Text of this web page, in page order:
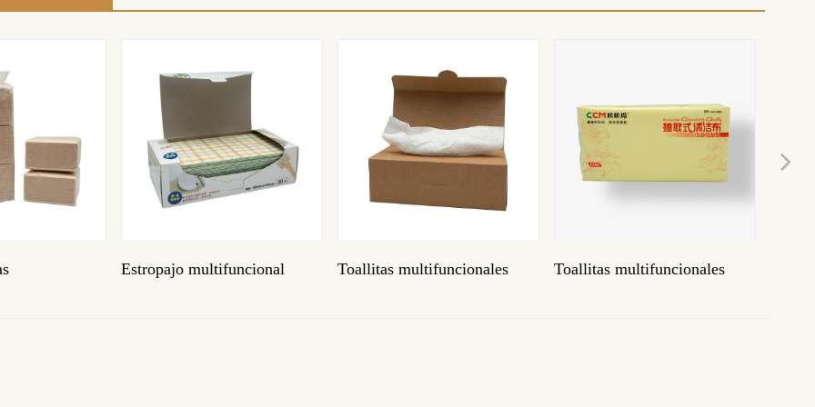
Toallitas multifuncionales Toallitas multifuncionales Toallitas industriales